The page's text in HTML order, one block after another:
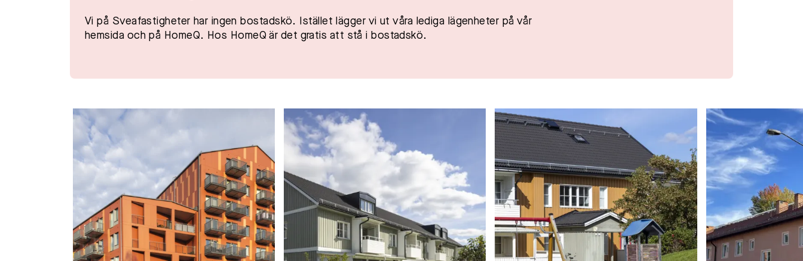
Vi på Sveafastigheter har ingen bostadskö. Istället lägger vi ut våra lediga lägenheter på vår
hemsida och på HomeQ. Hos HomeQ är det gratis att stå i bostadskö.